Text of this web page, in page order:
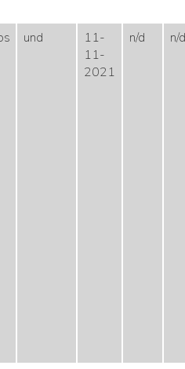
und
11-
11-
2021
n/d n/d